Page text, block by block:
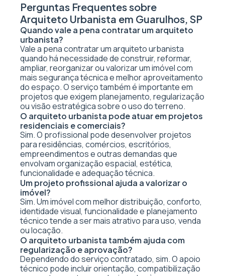
Perguntas Frequentes sobre
Arquiteto Urbanista em Guarulhos, SP
Quando vale a pena contratar um arquiteto
urbanista?
Vale a pena contratar um arquiteto urbanista
quando há necessidade de construir, reformar,
ampliar, reorganizar ou valorizar um imóvel com
mais segurança técnica e melhor aproveitamento
do espaço. O serviço também é importante em
projetos que exigem planejamento, regularização
ou visão estratégica sobre o uso do terreno.
O arquiteto urbanista pode atuar em projetos
residenciais e comerciais?
Sim. O profissional pode desenvolver projetos
para residências, comércios, escritórios,
empreendimentos e outras demandas que
envolvam organização espacial, estética,
funcionalidade e adequação técnica.
Um projeto profissional ajuda a valorizar o
imóvel?
Sim. Um imóvel com melhor distribuição, conforto,
identidade visual, funcionalidade e planejamento
técnico tende a ser mais atrativo para uso, venda
ou locação.
O arquiteto urbanista também ajuda com
regularização e aprovação?
Dependendo do serviço contratado, sim. O apoio
técnico pode incluir orientação, compatibilização